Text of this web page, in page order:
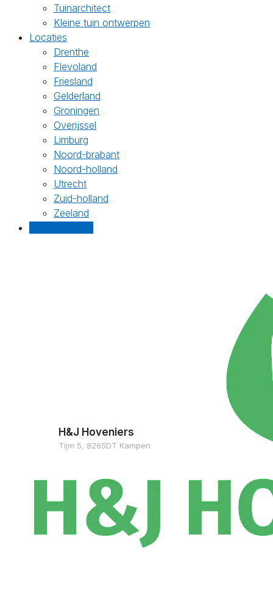
Tuinarchitect
Kleine tuin ontwerpen
Locaties
Drenthe
Flevoland
Friesland
Gelderland
Groningen
Overijssel
Limburg
Noord-brabant
Noord-holland
Utrecht
Zuid-holland
Zeeland
H&J Hoveniers
Tijm 5, 8265DT Kampen